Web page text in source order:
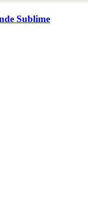
Sublime